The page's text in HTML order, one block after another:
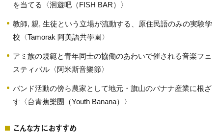
を当てる〈洄遊吧（FISH BAR）〉
教師, 親, 生徒という立場が流動する、原住民語のみの実験学
校〈Tamorak 阿美語共學園〉
アミ族の規範と青年同士の協働のあわいで催される音楽フェ
スティバル〈阿米斯音樂節〉
バンド活動の傍ら農家として地元・旗山のバナナ産業に根ざ
す〈台青蕉樂團（Youth Banana）〉
こんな方におすすめ